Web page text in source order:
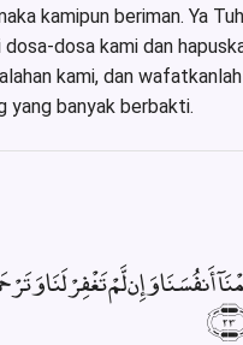
kamipun beriman. Ya
dosa kami dan
kami, dan
yang banyak berbakti.
أَنفُسَنَا وَإِن لَّمْ تَغْفِرْ لَنَا